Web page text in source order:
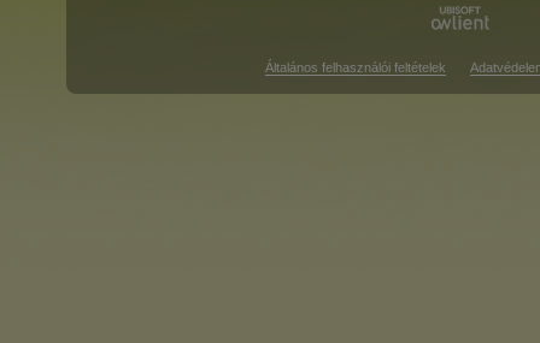
Általános felhasználói feltételek